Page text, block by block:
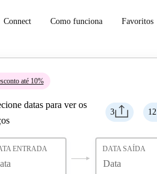
Connect Como funciona Favoritos
até 10%
3 12
datas para ver os
ENTRADA DATA SAÍDA